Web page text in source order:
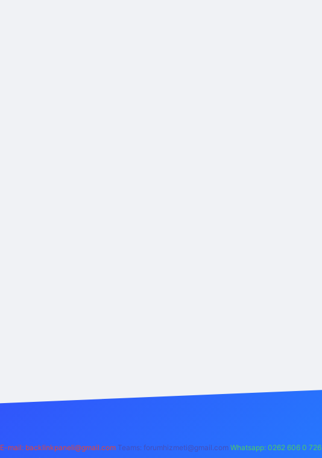
E-mail: backlinkpaneli@gmail.com Teams: forumhizmeti@gmail.com Whatsapp: 0262 606 0 726